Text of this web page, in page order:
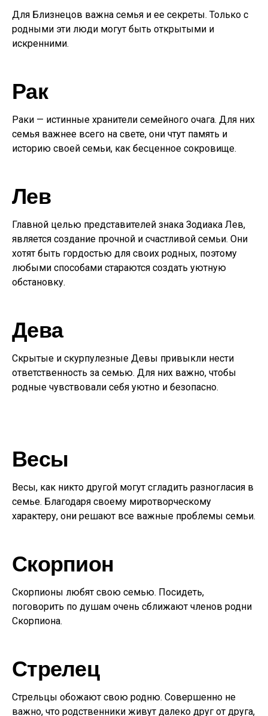
Для Близнецов важна семья и ее секреты. Только с
родными эти люди могут быть открытыми и
искренними.
Рак
Раки — истинные хранители семейного очага. Для них
семья важнее всего на свете, они чтут память и
историю своей семьи, как бесценное сокровище.
Лев
Главной целью представителей знака Зодиака Лев,
является создание прочной и счастливой семьи. Они
хотят быть гордостью для своих родных, поэтому
любыми способами стараются создать уютную
обстановку.
Дева
Скрытые и скурпулезные Девы привыкли нести
ответственность за семью. Для них важно, чтобы
родные чувствовали себя уютно и безопасно.
Весы
Весы, как никто другой могут сгладить разногласия в
семье. Благодаря своему миротворческому
характеру, они решают все важные проблемы семьи.
Скорпион
Скорпионы любят свою семью. Посидеть,
поговорить по душам очень сближают членов родни
Скорпиона.
Стрелец
Стрельцы обожают свою родню. Совершенно не
важно, что родственники живут далеко друг от друга,